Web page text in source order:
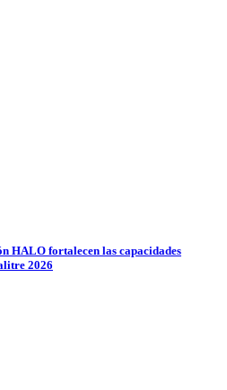
HALO fortalecen las capacidades
2026